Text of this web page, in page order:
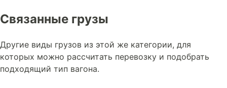
Связанные грузы
Другие виды грузов из этой же категории, для
которых можно рассчитать перевозку и подобрать
подходящий тип вагона.